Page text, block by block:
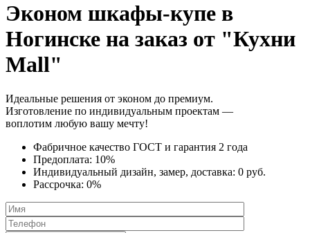
Эконом шкафы-купе в
Ногинске на заказ от "Кухни
Mall"
Идеальные решения от эконом до премиум.
Изготовление по индивидуальным проектам —
воплотим любую вашу мечту!
Фабричное качество ГОСТ и гарантия 2 года
Предоплата: 10%
Индивидуальный дизайн, замер, доставка: 0 руб.
Рассрочка: 0%